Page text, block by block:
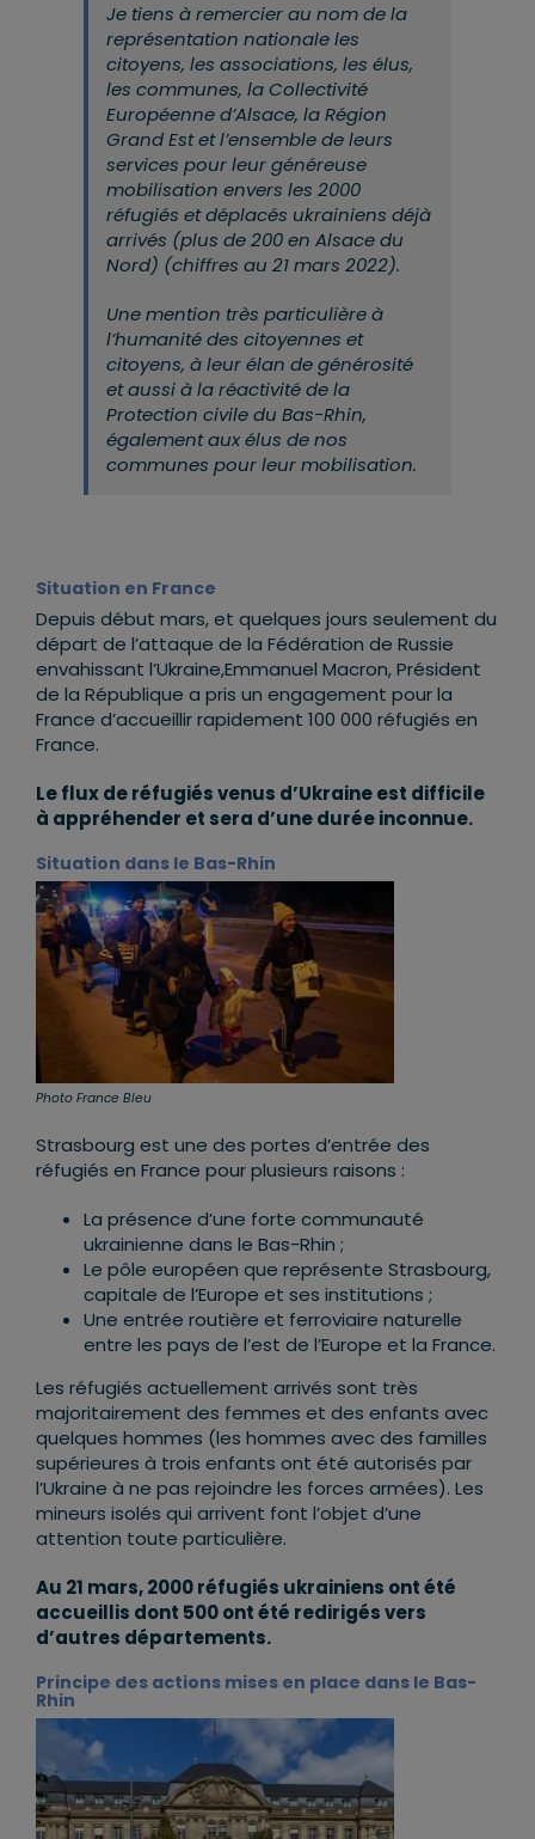
Je tiens à remercier au nom de la
représentation nationale les
citoyens, les associations, les élus,
les communes, la Collectivité
Européenne d’Alsace, la Région
Grand Est et l’ensemble de leurs
services pour leur généreuse
mobilisation envers les 2000
réfugiés et déplacés ukrainiens déjà
arrivés (plus de 200 en Alsace du
Nord) (chiffres au 21 mars 2022).
Une mention très particulière à
l’humanité des citoyennes et
citoyens, à leur élan de générosité
et aussi à la réactivité de la
Protection civile du Bas-Rhin,
également aux élus de nos
communes pour leur mobilisation.
Situation en France
Depuis début mars, et quelques jours seulement du
départ de l’attaque de la Fédération de Russie
envahissant l’Ukraine,Emmanuel Macron, Président
de la République a pris un engagement pour la
France d’accueillir rapidement 100 000 réfugiés en
France.
Le flux de réfugiés venus d’Ukraine est difficile
à appréhender et sera d’une durée inconnue.
Situation dans le Bas-Rhin
Photo France Bleu
Strasbourg est une des portes d’entrée des
réfugiés en France pour plusieurs raisons :
La présence d’une forte communauté
ukrainienne dans le Bas-Rhin ;
Le pôle européen que représente Strasbourg,
capitale de l’Europe et ses institutions ;
Une entrée routière et ferroviaire naturelle
entre les pays de l’est de l’Europe et la France.
Les réfugiés actuellement arrivés sont très
majoritairement des femmes et des enfants avec
quelques hommes (les hommes avec des familles
supérieures à trois enfants ont été autorisés par
l’Ukraine à ne pas rejoindre les forces armées). Les
mineurs isolés qui arrivent font l’objet d’une
attention toute particulière.
Au 21 mars, 2000 réfugiés ukrainiens ont été
accueillis dont 500 ont été redirigés vers
d’autres départements.
Principe des actions mises en place dans le Bas-
Rhin